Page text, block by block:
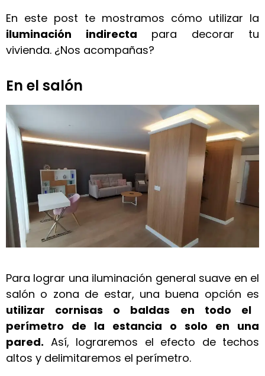
En este post te mostramos cómo utilizar la
iluminación indirecta para decorar tu
vivienda. ¿Nos acompañas?
En el salón
Para lograr una iluminación general suave en el
salón o zona de estar, una buena opción es
utilizar cornisas o baldas en todo el
perímetro de la estancia o solo en una
pared. Así, lograremos el efecto de techos
altos y delimitaremos el perímetro.